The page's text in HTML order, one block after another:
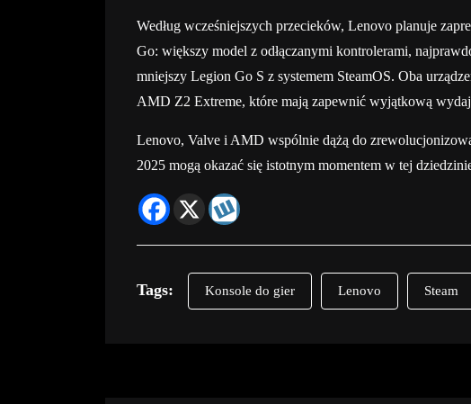
Według wcześniejszych przecieków, Lenovo planuje
Go: większy model z odłączanymi kontrolerami,
mniejszy Legion Go S z systemem SteamOS. Oba
AMD Z2 Extreme, które mają zapewnić wyjątkową
Lenovo, Valve i AMD wspólnie dążą do
2025 mogą okazać się istotnym momentem w tej
Tags: Konsole do gier Lenovo Steam